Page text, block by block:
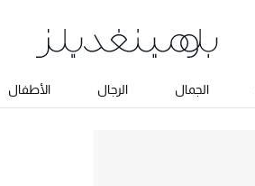
الجمال الرجال الأطفال